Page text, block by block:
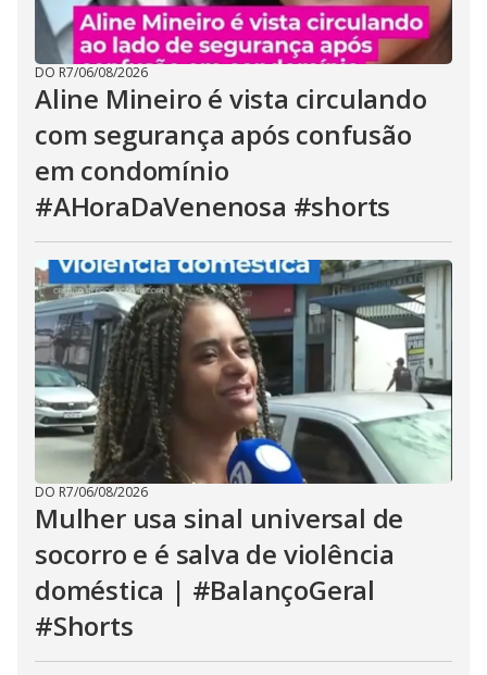
DO R7/06/08/2026
Aline Mineiro é vista circulando
com segurança após confusão
em condomínio
#AHoraDaVenenosa #shorts
DO R7/06/08/2026
Mulher usa sinal universal de
socorro e é salva de violência
doméstica | #BalançoGeral
#Shorts